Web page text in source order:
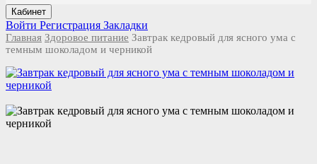
Кабинет
Войти Регистрация Закладки
Главная Здоровое питание Завтрак кедровый для ясного ума с
темным шоколадом и черникой